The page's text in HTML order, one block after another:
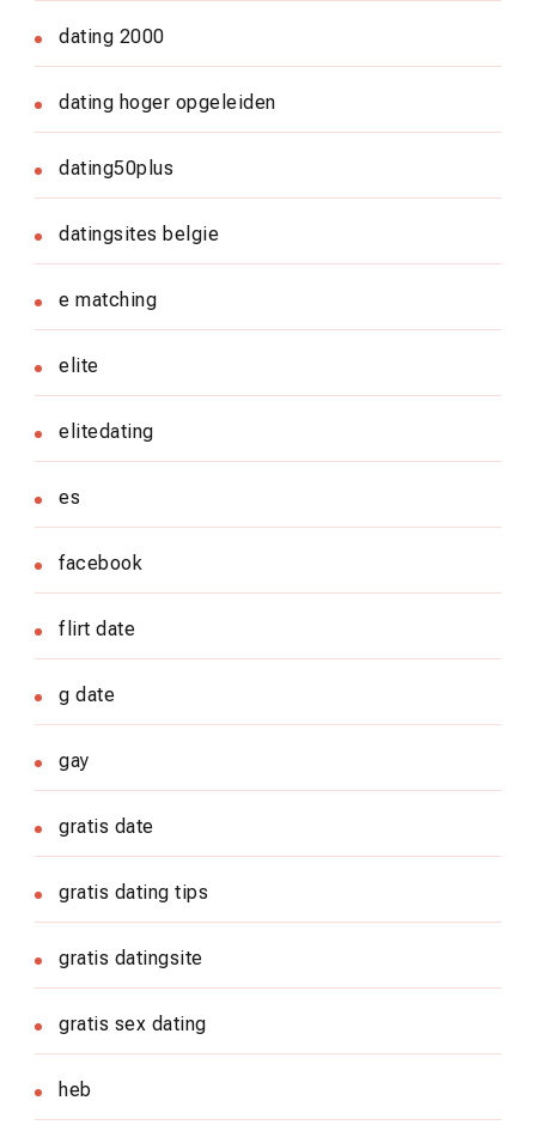
dating 2000
dating hoger opgeleiden
dating50plus
datingsites belgie
e matching
elite
elitedating
es
facebook
flirt date
g date
gay
gratis date
gratis dating tips
gratis datingsite
gratis sex dating
heb